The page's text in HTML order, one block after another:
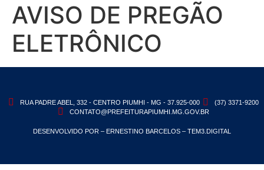
AVISO DE PREGÃO
ELETRÔNICO
RUA PADRE ABEL, 332 - CENTRO PIUMHI - MG - 37.925-000
(37) 3371-9200
CONTATO@PREFEITURAPIUMHI.MG.GOV.BR
DESENVOLVIDO POR – ERNESTINO BARCELOS – TEM3.DIGITAL